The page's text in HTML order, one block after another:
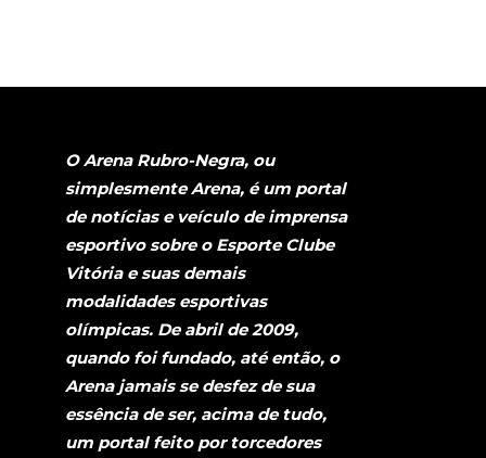
O Arena Rubro-Negra, ou
simplesmente Arena, é um portal
de notícias e veículo de imprensa
esportivo sobre o Esporte Clube
Vitória e suas demais
modalidades esportivas
olímpicas. De abril de 2009,
quando foi fundado, até então, o
Arena jamais se desfez de sua
essência de ser, acima de tudo,
um portal feito por torcedores